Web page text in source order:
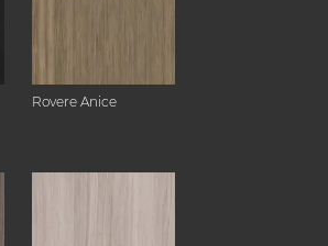
Rovere Anice